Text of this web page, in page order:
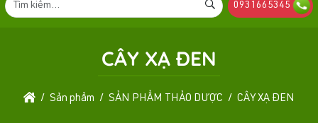
0931665345
CÂY XẠ ĐEN
Sản phẩm SẢN PHẨM THẢO DƯỢC CÂY XẠ ĐEN